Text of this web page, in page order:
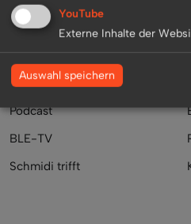
Mediathek
Podcast
BLE-TV
Schmidi trifft
YouTube
Externe Inhalte der
Auswahl speichern